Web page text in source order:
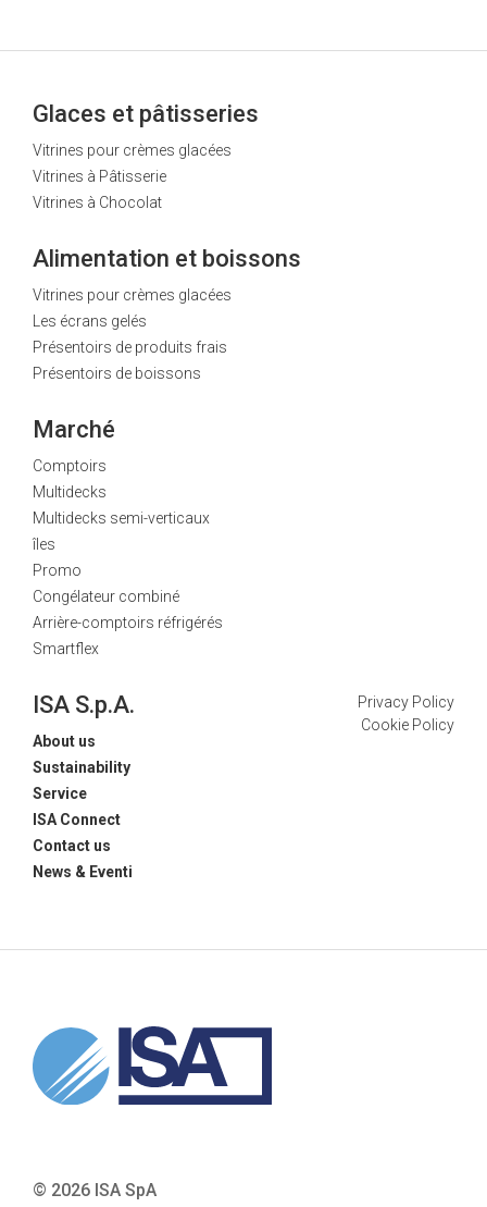
Glaces et pâtisseries
Vitrines pour crèmes glacées
Vitrines à Pâtisserie
Vitrines à Chocolat
Alimentation et boissons
Vitrines pour crèmes glacées
Les écrans gelés
Présentoirs de produits frais
Présentoirs de boissons
Marché
Comptoirs
Multidecks
Multidecks semi-verticaux
îles
Promo
Congélateur combiné
Arrière-comptoirs réfrigérés
Smartflex
ISA S.p.A.
About us
Sustainability
Service
ISA Connect
Contact us
News & Eventi
Privacy Policy
Cookie Policy
© 2026 ISA SpA